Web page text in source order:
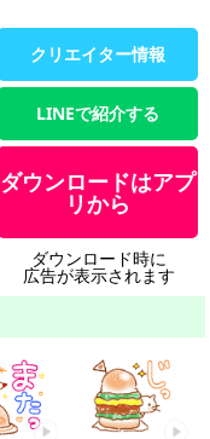
クリエイター情報
LINEで紹介する
ダウンロードはアプ
リから
ダウンロード時に
広告が表示されます